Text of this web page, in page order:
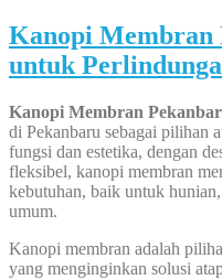
Kanopi Membran
untuk
Kanopi Membran
di Pekanbaru sebagai pilihan
fungsi dan estetika, dengan
fleksibel, kanopi membran
kebutuhan, baik untuk
umum.
Kanopi membran adalah
yang menginginkan solusi